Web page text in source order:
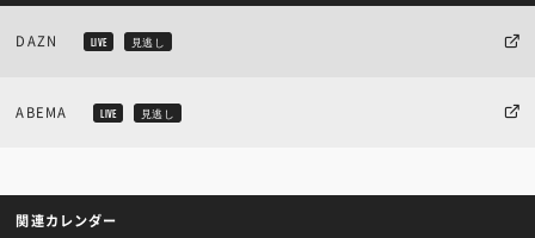
DAZN LIVE 見逃し
ABEMA LIVE 見逃し
関連カレンダー